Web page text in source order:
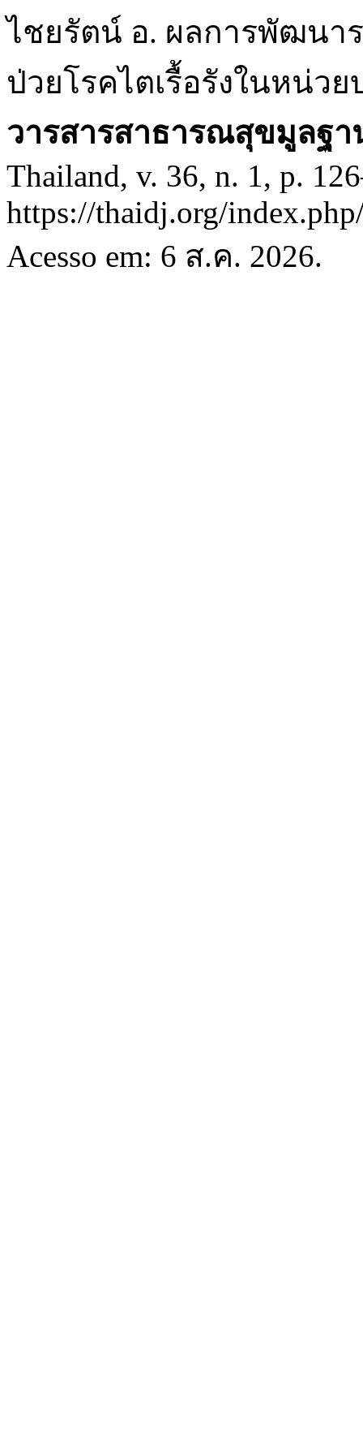
ไชยรัตน์ อ. ผลการพัฒนา
ป่วยโรคไตเรื้อรังในหน่ว
วารสารสาธารณสุขมูลฐา
Thailand, v. 36, n. 1, p.
https://thaidj.org/
Acesso em: 6 ส.ค. 2026.